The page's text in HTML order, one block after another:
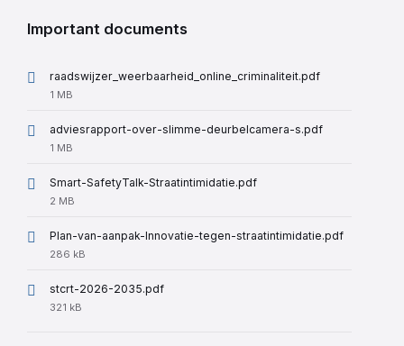
Important documents
raadswijzer_weerbaarheid_online_criminaliteit.pdf
File
1 MB
adviesrapport-over-slimme-deurbelcamera-s.pdf
File
1 MB
Smart-SafetyTalk-Straatintimidatie.pdf
File
2 MB
Plan-van-aanpak-Innovatie-tegen-straatintimidatie.pdf
File
286 kB
stcrt-2026-2035.pdf
File
321 kB